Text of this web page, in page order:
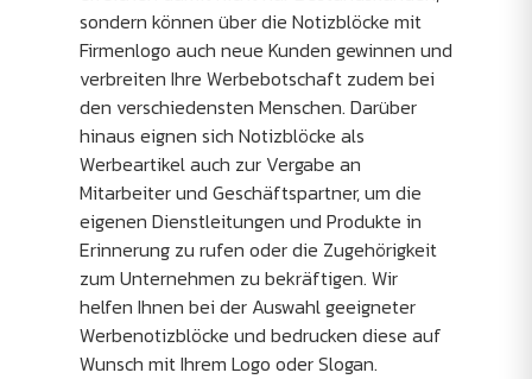
sondern können über die Notizblöcke mit
Firmenlogo auch neue Kunden gewinnen und
verbreiten Ihre Werbebotschaft zudem bei
den verschiedensten Menschen. Darüber
hinaus eignen sich Notizblöcke als
Werbeartikel auch zur Vergabe an
Mitarbeiter und Geschäftspartner, um die
eigenen Dienstleitungen und Produkte in
Erinnerung zu rufen oder die Zugehörigkeit
zum Unternehmen zu bekräftigen. Wir
helfen Ihnen bei der Auswahl geeigneter
Werbenotizblöcke und bedrucken diese auf
Wunsch mit Ihrem Logo oder Slogan.